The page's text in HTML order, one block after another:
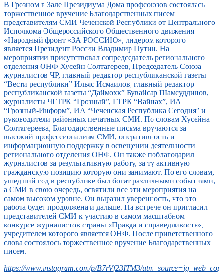
В Грозном в Зале Президиума Дома профсоюзов состоялась
торжественное вручение Благодарственных писем
представителям СМИ Чеченской Республики от Центрального
Исполкома Общероссийского Общественного движения
«Народный фронт «ЗА РОССИЮ», лидером которого
является Президент России Владимир Путин. На
мероприятии присутствовал сопредседатель регионального
отделения ОНФ Хусейн Солтагереев, Председатель Союза
журналистов ЧР, главный редактор республиканской газеты
“Вести республики” Ильяс Исмаилов, главный редактор
республиканской газеты “Даймохк” Бувайсар Шамсуддинов,
журналисты ЧГТРК “Грозный”, ГТРК “Вайнах”, ИА
“Грозный-Информ”, ИА “Чеченская Республика Сегодня” и
руководители районных печатных СМИ. По словам Хусейна
Солтагереева, Благодарственные письма вручаются за
высокий профессионализм СМИ, оперативность и
информационную поддержку в освещении деятельности
регионального отделения ОНФ. Он также поблагодарил
журналистов за результативную работу, за ту активную
гражданскую позицию которую они занимают. По его словам,
ушедший год в республике был богат различными событиями,
а СМИ в свою очередь, освятили все эти мероприятия на
самом высоком уровне. Он выразил уверенность, что это
работа будет продолжена и дальше. На встрече он пригласил
представителей СМИ к участию в самом масштабном
конкурсе журналистов страны «Правда и справедливость»,
учредителем которого является ОНФ. После приветственного
слова состоялось торжественное вручение Благодарственных
писем.
https://www.instagram.com/p/B7rVf23ITM3/